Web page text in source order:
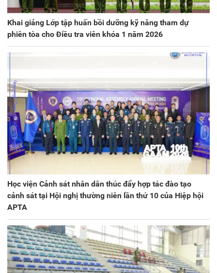
Khai giảng Lớp tập huấn bồi dưỡng kỹ năng tham dự
phiên tòa cho Điều tra viên khóa 1 năm 2026
Học viện Cảnh sát nhân dân thúc đẩy hợp tác đào tạo
cảnh sát tại Hội nghị thường niên lần thứ 10 của Hiệp hội
APTA